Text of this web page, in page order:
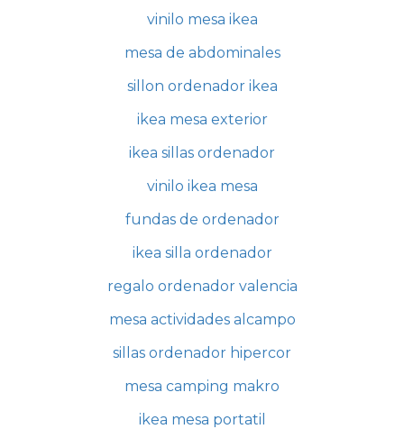
vinilo mesa ikea
mesa de abdominales
sillon ordenador ikea
ikea mesa exterior
ikea sillas ordenador
vinilo ikea mesa
fundas de ordenador
ikea silla ordenador
regalo ordenador valencia
mesa actividades alcampo
sillas ordenador hipercor
mesa camping makro
ikea mesa portatil